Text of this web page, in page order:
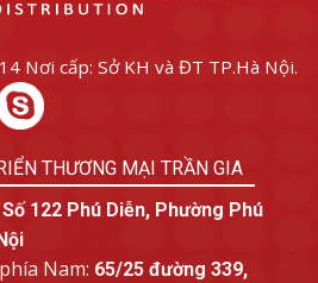
Nơi cấp: Sở KH và ĐT TP.Hà Nội.
THƯƠNG MẠI TRẦN GIA
Số 122 Phú Diễn, Phường Phú
Nam: 65/25 đường 339,